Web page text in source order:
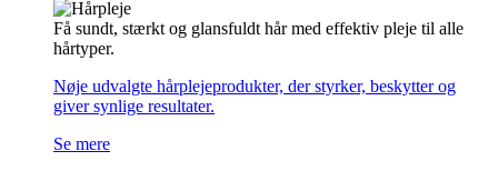
Få sundt, stærkt og glansfuldt hår med effektiv pleje til alle
hårtyper.
Nøje udvalgte hårplejeprodukter, der styrker, beskytter og
giver synlige resultater.
Se mere